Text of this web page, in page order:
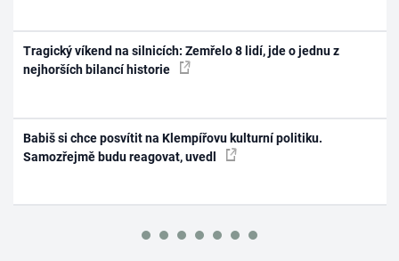
Tragický víkend na silnicích: Zemřelo 8 lidí, jde o jednu z
nejhorších bilancí historie
Babiš si chce posvítit na Klempířovu kulturní politiku.
Samozřejmě budu reagovat, uvedl